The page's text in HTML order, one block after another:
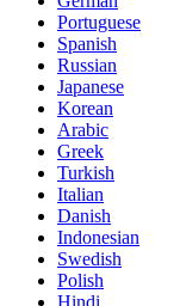
Portuguese
Spanish
Russian
Japanese
Korean
Arabic
Greek
Turkish
Italian
Danish
Indonesian
Swedish
Polish
Hindi